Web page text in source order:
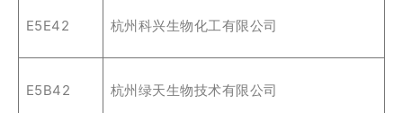
E5E42 杭州科兴生物化工有限公司
E5B42 杭州绿天生物技术有限公司